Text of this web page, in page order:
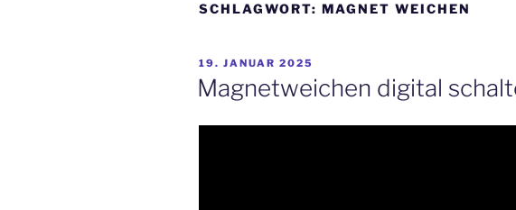
SCHLAGWORT: MAGNET WEICHEN
VERÖFFENTLICHT
AM
19. JANUAR 2025
Magnetweichen digital